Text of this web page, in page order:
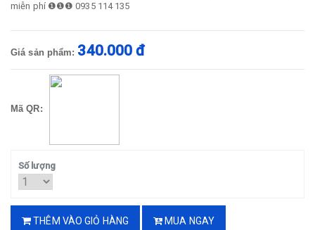
miễn phí ❶❶❶ 0935 114 135
Giá sản phẩm: 340.000 đ
Mã QR:
Số lượng
THÊM VÀO GIỎ HÀNG MUA NGAY